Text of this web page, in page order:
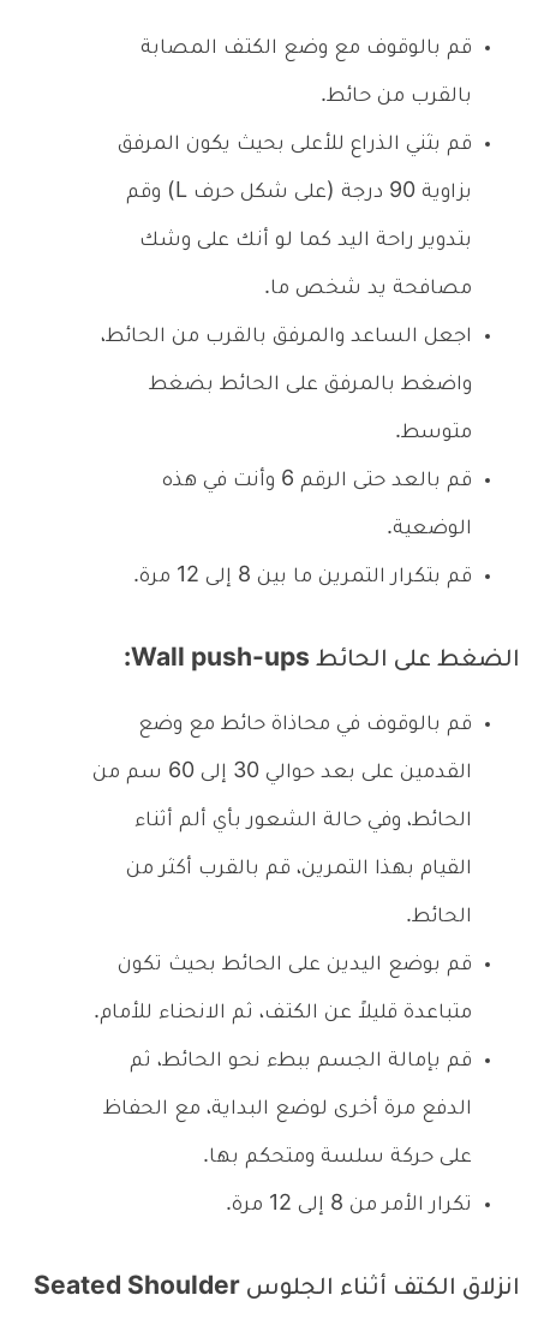
قم بالوقوف مع وضع الكتف المصابة
بالقرب من حائط.
قم بثني الذراع للأعلى بحيث يكون المرفق
بزاوية 90 درجة (على شكل حرف L) وقم
بتدوير راحة اليد كما لو أنك على وشك
مصافحة يد شخص ما.
اجعل الساعد والمرفق بالقرب من الحائط،
واضغط بالمرفق على الحائط بضغط
متوسط.
قم بالعد حتى الرقم 6 وأنت في هذه
الوضعية.
قم بتكرار التمرين ما بين 8 إلى 12 مرة.
الضغط على الحائط Wall push-ups:
قم بالوقوف في محاذاة حائط مع وضع
القدمين على بعد حوالي 30 إلى 60 سم من
الحائط، وفي حالة الشعور بأي ألم أثناء
القيام بهذا التمرين، قم بالقرب أكثر من
الحائط.
قم بوضع اليدين على الحائط بحيث تكون
متباعدة قليلاً عن الكتف، ثم الانحناء للأمام.
قم بإمالة الجسم ببطء نحو الحائط، ثم
الدفع مرة أخرى لوضع البداية، مع الحفاظ
على حركة سلسة ومتحكم بها.
تكرار الأمر من 8 إلى 12 مرة.
انزلاق الكتف أثناء الجلوس Seated Shoulder